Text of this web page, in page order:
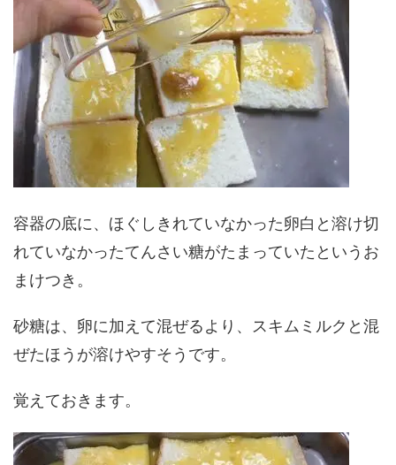
容器の底に、ほぐしきれていなかった卵白と溶け切
れていなかったてんさい糖がたまっていたというお
まけつき。
砂糖は、卵に加えて混ぜるより、スキムミルクと混
ぜたほうが溶けやすそうです。
覚えておきます。